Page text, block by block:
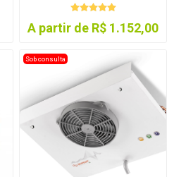
A partir de R$ 1.152,00
Sob consulta